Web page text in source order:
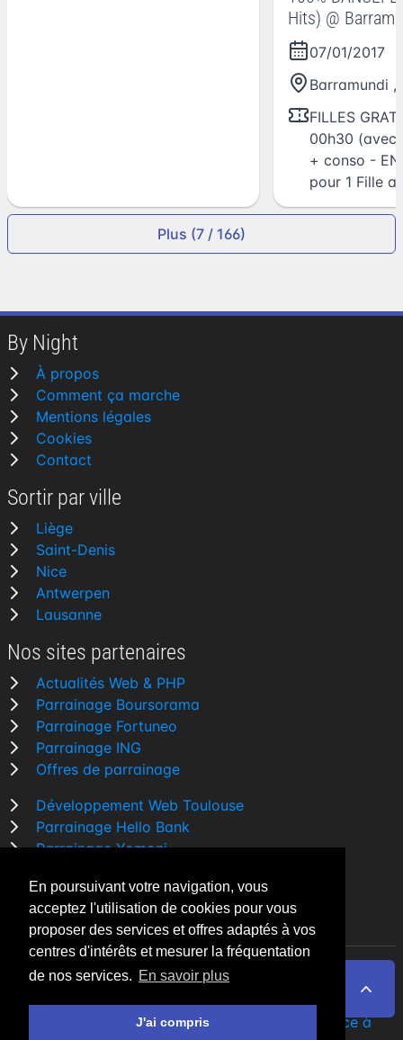
En poursuivant votre navigation, vous
acceptez l'utilisation de cookies pour vous
proposer des services et offres adaptés à vos
centres d'intérêts et mesurer la fréquentation
de nos services. En savoir plus
J'ai compris
Hits) @
07/01/2017
Barramundi ,
FILLES
00h30 (avec
+ conso -
pour 1 Fille
Plus (7 / 166)
By Night
À propos
Comment ça marche
Mentions légales
Cookies
Contact
Sortir par ville
Liège
Saint-Denis
Nice
Antwerpen
Lausanne
Nos sites partenaires
Actualités Web & PHP
Parrainage Boursorama
Parrainage Fortuneo
Parrainage ING
Offres de parrainage
Développement Web Toulouse
Parrainage Hello Bank
Parrainage Yomoni
Comparatif banque
By Night v5.7.3| © 2026 - Tous droits réservés
par undéveloppeur Web Freelance à